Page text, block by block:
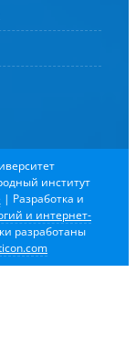
институт
| Разработка и
и интернет-
разработаны